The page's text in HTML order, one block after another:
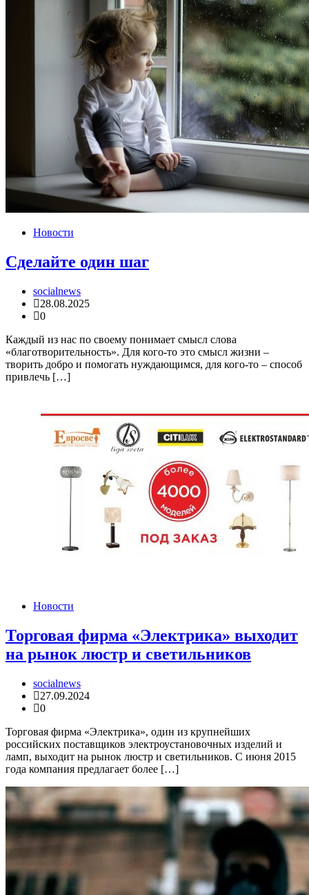
Новости
Сделайте один шаг
socialnews
28.08.2025
0
Каждый из нас по своему понимает смысл слова
«благотворительность». Для кого-то это смысл жизни –
творить добро и помогать нуждающимся, для кого-то – способ
привлечь […]
Новости
Торговая фирма «Электрика» выходит
на рынок люстр и светильников
socialnews
27.09.2024
0
Торговая фирма «Электрика», один из крупнейших
российских поставщиков электроустановочных изделий и
ламп, выходит на рынок люстр и светильников. С июня 2015
года компания предлагает более […]